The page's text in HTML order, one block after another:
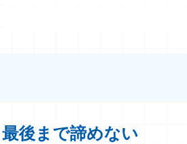
最後まで諦めない